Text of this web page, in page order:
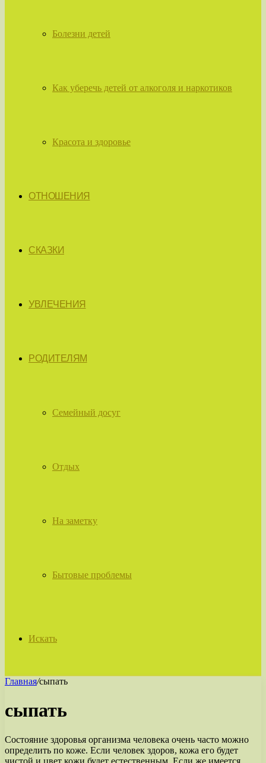
Болезни детей
Как уберечь детей от алкоголя и наркотиков
Красота и здоровье
ОТНОШЕНИЯ
СКАЗКИ
УВЛЕЧЕНИЯ
РОДИТЕЛЯМ
Семейный досуг
Отдых
На заметку
Бытовые проблемы
Искать
Главная/сыпать
сыпать
Состояние здоровья организма человека очень часто можно
определить по коже. Если человек здоров, кожа его будет
чистой и цвет кожи будет естественным. Если же имеется